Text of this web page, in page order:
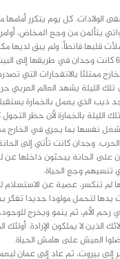
كل يوم يتكرر أمامها
يتألمن من وجع المخاض،
قلبها فانطأ، ولم يبق لديها
في ليلة الخامس من حزيران 67 كانت وجدان في
ممتلئا بالانفجارات التي
الليلة يشهد العالم العربي
ذيب الذي يعمل بالخمارة
بالخمارة لأن حظر التجول
نفسها بما يجري في الخارج
وجدان كانت تأتي إلى
على الحانة يبحثون داخلها عن
تنسيهم وجع الحياة.
لم تنكسر، عصية عن
يدها لتحمل مولودا جديدا تفكر
الأم، ثم ينمو ويخرج
الذين لا يملكون الإرادة. أولئك
العيش على هامش الحياة.
بيروت، ثم عاد إلى عمان ليعمل